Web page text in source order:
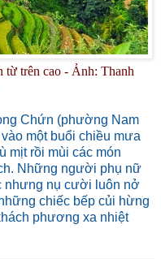
từ trên cao - Ảnh: Thanh
Chứn (phường Nam
một buổi chiều mưa
mịt rồi mùi các món
Những người phụ nữ
nhưng nụ cười luôn nở
chiếc bếp củi hừng
phương xa nhiệt